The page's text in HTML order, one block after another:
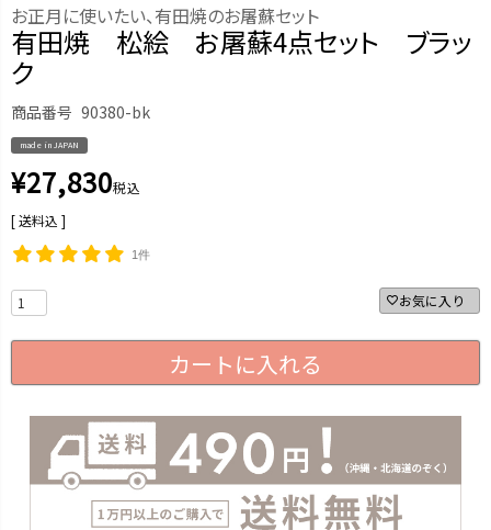
お正月に使いたい、有田焼のお屠蘇セット
有田焼 松絵 お屠蘇4点セット ブラッ
ク
商品番号 90380-bk
made in JAPAN
¥27,830税込
送料込
1件
お気に入り
カートに入れる